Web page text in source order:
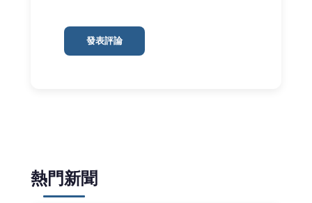
發表評論
熱門新聞